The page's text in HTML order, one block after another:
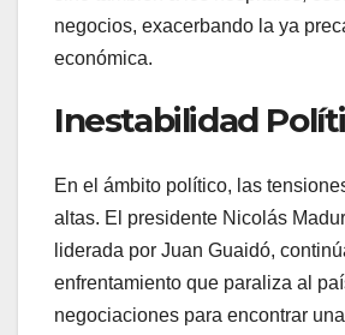
negocios, exacerbando la ya
económica.
Inestabilidad
En el ámbito político, las
altas. El presidente Nicolás
liderada por Juan Guaidó,
enfrentamiento que paraliza al
negociaciones para encontrar